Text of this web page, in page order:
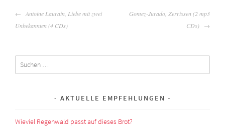
BEITRAGSNAVIGATION
Antoine Laurain, Liebe mit zwei
Unbekannten (4 CDs)
Gomez-Jurado, Zerrissen (2 mp3
CDs)
Suchen
nach:
AKTUELLE EMPFEHLUNGEN
Wieviel Regenwald passt auf dieses Brot?